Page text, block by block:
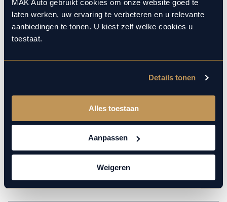
MAK Auto gebruikt cookies om onze website goed te
laten werken, uw ervaring te verbeteren en u relevante
aanbiedingen te tonen. U kiest zelf welke cookies u
toestaat.
Details tonen
Alles toestaan
Aanpassen
Weigeren
verzorgen het onderhoud op hetzelfde niveau als een
merkdealer, met behoud van de fabrieksgarantie. Kom
gerust langs in onze werkplaats voor een APK of een
Hoe weet ik welk onderhoud mijn
auto nodig heeft en wanneer?
Is vervangend vervoer mogelijk?